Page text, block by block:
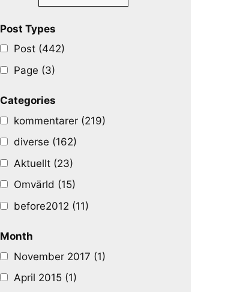
Post Types
Post (442)
Page (3)
Categories
kommentarer (219)
diverse (162)
Aktuellt (23)
Omvärld (15)
before2012 (11)
Month
November 2017 (1)
April 2015 (1)